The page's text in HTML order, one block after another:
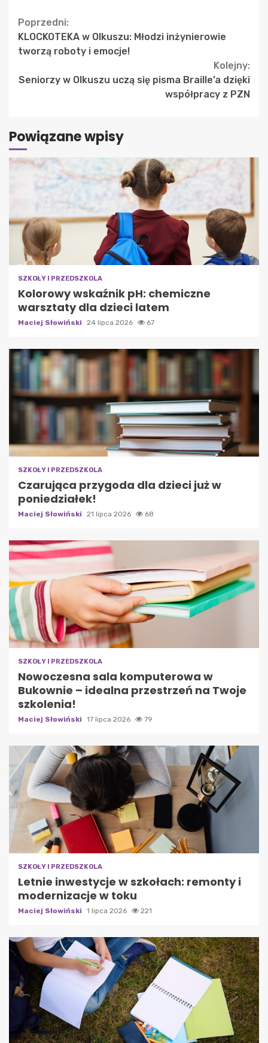
Continue
Reading
Poprzedni:
KLOCKOTEKA w Olkuszu: Młodzi inżynierowie
tworzą roboty i emocje!
Kolejny:
Seniorzy w Olkuszu uczą się pisma Braille’a dzięki
współpracy z PZN
Powiązane wpisy
SZKOŁY I PRZEDSZKOLA
Kolorowy wskaźnik pH: chemiczne
warsztaty dla dzieci latem
Maciej Słowiński 24 lipca 2026 67
SZKOŁY I PRZEDSZKOLA
Czarująca przygoda dla dzieci już w
poniedziałek!
Maciej Słowiński 21 lipca 2026 68
SZKOŁY I PRZEDSZKOLA
Nowoczesna sala komputerowa w
Bukownie – idealna przestrzeń na Twoje
szkolenia!
Maciej Słowiński 17 lipca 2026 79
SZKOŁY I PRZEDSZKOLA
Letnie inwestycje w szkołach: remonty i
modernizacje w toku
Maciej Słowiński 1 lipca 2026 221